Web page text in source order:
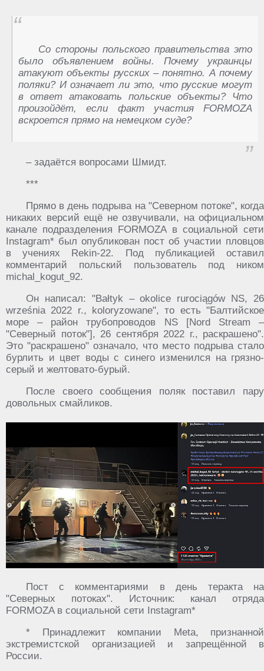
Со стороны польского правительства это
было объявлением войны. Почему украинцы
атакуют объекты русских – понятно. А почему
поляки? И означает ли это, что русские могут
в ответ атаковать польские объекты? Что
произойдёт, если факт участия FORMOZA
вскроется прямо на немецком суде?
– задаётся вопросами Шмидт.
***
Прямо в день подрыва на "Северном потоке", когда
никаких версий ещё не озвучивали, на официальном
канале подразделения FORMOZA в социальной сети
Instagram* был опубликован пост об участии пловцов
в учениях Rekin-22. Под публикацией оставил
комментарий польский пользователь под ником
michal_kogut_92.
Он написал: "Bałtyk – okolice rurociągów NS, 26
września 2022 r., koloryzowane", то есть "Балтийское
море – район трубопроводов NS [Nord Stream –
"Северный поток"], 26 сентября 2022 г., раскрашено".
Это "раскрашено" означало, что место подрыва стало
бурлить и цвет воды с синего изменился на грязно-
серый и желтовато-бурый.
После своего сообщения поляк поставил пару
довольных смайликов.
Пост с комментариями в день теракта на
"Северных потоках". Источник: канал отряда
FORMOZA в социальной сети Instagram*
* Принадлежит компании Meta, признанной
экстремистской организацией и запрещённой в
России.